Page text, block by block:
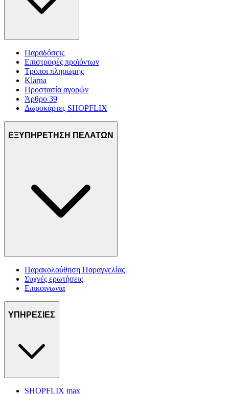
Παραδόσεις
Επιστροφές προϊόντων
Τρόποι πληρωμής
Klarna
Προστασία αγορών
Άρθρο 39
Δωροκάρτες SHOPFLIX
ΕΞΥΠΗΡΕΤΗΣΗ ΠΕΛΑΤΩΝ
Παρακολούθηση Παραγγελίας
Συχνές ερωτήσεις
Επικοινωνία
ΥΠΗΡΕΣΙΕΣ
SHOPFLIX max